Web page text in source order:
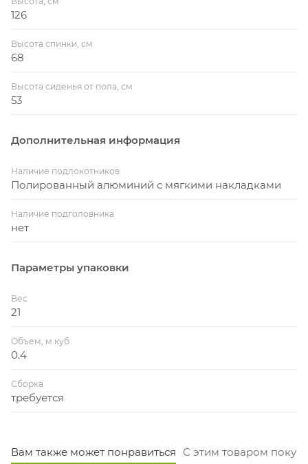
126
Высота спинки, см
68
Высота сиденья от пола, см
53
Дополнительная информация
Наличие подлокотников
Полированный алюминий с мягкими накладками
Наличие подголовника
нет
Параметры упаковки
Вес
21
Объем, м.куб
0.4
Сборка
требуется
Вам также может понравиться С этим товаром